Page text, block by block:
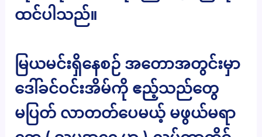
ထင်ပါသည်။
မြယမင်းရှိနေစဉ် အတောအတွင်းမှာ
ဒေါ်ခင်ဝင်းအိမ်ကို ဧည့်သည်တွေ
မပြတ် လာတတ်ပေမယ့် မဖွယ်မရာ